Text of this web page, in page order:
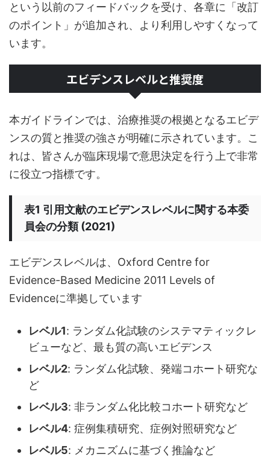
という以前のフィードバックを受け、各章に「改訂
のポイント」が追加され、より利用しやすくなって
います。
エビデンスレベルと推奨度
本ガイドラインでは、治療推奨の根拠となるエビデ
ンスの質と推奨の強さが明確に示されています。こ
れは、皆さんが臨床現場で意思決定を行う上で非常
に役立つ指標です。
表1 引用文献のエビデンスレベルに関する本委
員会の分類 (2021)
エビデンスレベルは、Oxford Centre for
Evidence-Based Medicine 2011 Levels of
Evidenceに準拠しています
レベル1: ランダム化試験のシステマティックレ
ビューなど、最も質の高いエビデンス
レベル2: ランダム化試験、発端コホート研究な
ど
レベル3: 非ランダム化比較コホート研究など
レベル4: 症例集積研究、症例対照研究など
レベル5: メカニズムに基づく推論など